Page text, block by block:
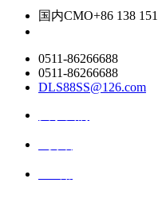
国内CMO+86 138
0511-86266688
0511-86266688
DLS88SS@126.com